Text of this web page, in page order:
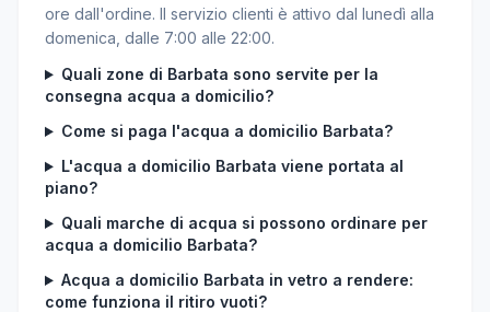
ore dall'ordine. Il servizio clienti è attivo dal lunedì alla
domenica, dalle 7:00 alle 22:00.
Quali zone di Barbata sono servite per la
consegna acqua a domicilio?
Come si paga l'acqua a domicilio Barbata?
L'acqua a domicilio Barbata viene portata al
piano?
Quali marche di acqua si possono ordinare per
acqua a domicilio Barbata?
Acqua a domicilio Barbata in vetro a rendere:
come funziona il ritiro vuoti?